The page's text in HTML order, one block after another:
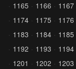
1165
1166 1167
1174
1175 1176
1183
1184 1185
1192
1193 1194
1201
1202 1203